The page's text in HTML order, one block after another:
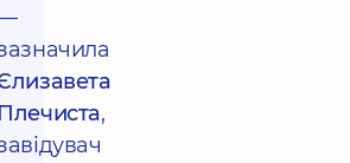
Плечиста,